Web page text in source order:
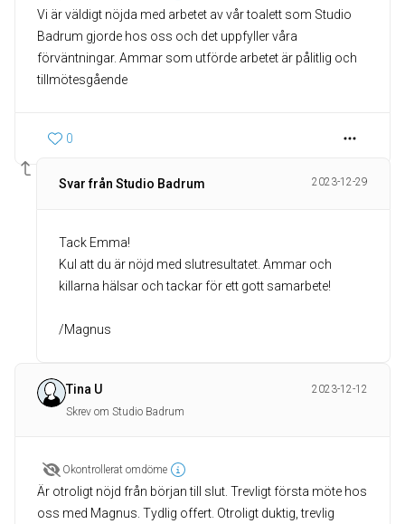
Vi är väldigt nöjda med arbetet av vår toalett som Studio
Badrum gjorde hos oss och det uppfyller våra
förväntningar. Ammar som utförde arbetet är pålitlig och
tillmötesgående
0
Svar från Studio Badrum 2023-12-29
Tack Emma!
Kul att du är nöjd med slutresultatet. Ammar och
killarna hälsar och tackar för ett gott samarbete!
Tina U
2023-12-12
Skrev om Studio Badrum
Okontrollerat omdöme
Är otroligt nöjd från början till slut. Trevligt första möte hos
oss med Magnus. Tydlig offert. Otroligt duktig, trevlig